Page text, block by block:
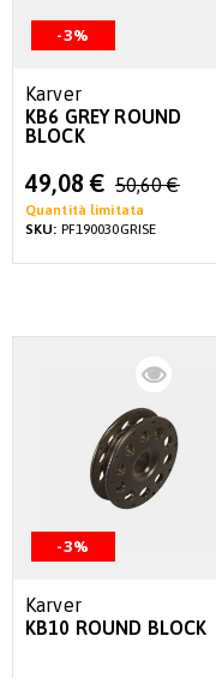
-3%
Karver
KB6 GREY ROUND
BLOCK
Special
Price
49,08 € 50,60 €
Quantità limitata
SKU: PF190030GRISE
-3%
Karver
KB10 ROUND BLOCK